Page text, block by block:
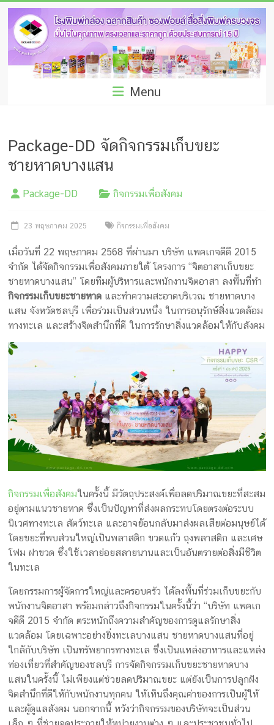
Skip
content
โรง
พิมพ์
กล่อง
ผลิต
ซอง
ฟอยล์
ผลิต
กล่อง
ครีม
บรรจุ
ภัณฑ์
ฉลาก
ผลิต
ซอง
ฟอยล์
กล่อง
รับ
ผลิต
กล่อง
ครีม
รับ
ผลิต
กล่อง
สบู่
Packaging
Design
รับ
กล่อง
รับ
Menu
Package-DD จัดกิจกรรมเก็บขยะ
ชายหาดบางแสน
Package-DD กิจกรรมเพื่อสังคม
23 พฤษภาคม 2025 กิจกรรมเพื่อสังคม
เมื่อวันที่ 22 พฤษภาคม 2568 ที่ผ่านมา บริษัท แพคเกจดีดี 2015
จำกัด ได้จัดกิจกรรมเพื่อสังคมภายใต้ โครงการ “จิตอาสาเก็บขยะ
ชายหาดบางแสน” โดยทีมผู้บริหารและพนักงานจิตอาสา ลงพื้นที่ทำ
กิจกรรมเก็บขยะชายหาด และทำความสะอาดบริเวณ ชายหาดบาง
แสน จังหวัดชลบุรี เพื่อร่วมเป็นส่วนหนึ่ง ในการอนุรักษ์สิ่งแวดล้อม
ทางทะเล และสร้างจิตสำนึกที่ดี ในการรักษาสิ่งแวดล้อมให้กับสังคม
กิจกรรมเพื่อสังคมในครั้งนี้ มีวัตถุประสงค์เพื่อลดปริมาณขยะที่สะสม
อยู่ตามแนวชายหาด ซึ่งเป็นปัญหาที่ส่งผลกระทบโดยตรงต่อระบบ
นิเวศทางทะเล สัตว์ทะเล และอาจย้อนกลับมาส่งผลเสียต่อมนุษย์ได้
โดยขยะที่พบส่วนใหญ่เป็นพลาสติก ขวดแก้ว ถุงพลาสติก และเศษ
โฟม ฝาขวด ซึ่งใช้เวลาย่อยสลายนานและเป็นอันตรายต่อสิ่งมีชีวิต
ในทะเล
โดยกรรมการผู้จัดการใหญ่และครอบครัว ได้ลงพื้นที่ร่วมเก็บขยะกับ
พนักงานจิตอาสา พร้อมกล่าวถึงกิจกรรมในครั้งนี้ว่า “บริษัท แพคเก
จดีดี 2015 จำกัด ตระหนักถึงความสำคัญของการดูแลรักษาสิ่ง
แวดล้อม โดยเฉพาะอย่างยิ่งทะเลบางแสน ชายหาดบางแสนที่อยู่
ใกล้กับบริษัท เป็นทรัพยากรทางทะเล ซึ่งเป็นแหล่งอาหารและแหล่ง
ท่องเที่ยวที่สำคัญของชลบุรี การจัดกิจกรรมเก็บขยะชายหาดบาง
แสนในครั้งนี้ ไม่เพียงแต่ช่วยลดปริมาณขยะ แต่ยังเป็นการปลูกฝัง
จิตสำนึกที่ดีให้กับพนักงานทุกคน ให้เห็นถึงคุณค่าของการเป็นผู้ให้
และผู้ดูแลสังคม นอกจากนี้ หวังว่ากิจกรรมของบริษัทจะเป็นส่วน